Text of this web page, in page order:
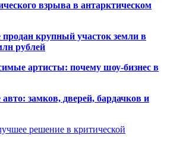
взрыва в антарктическом
продан крупный участок земли в
рублей
артисты: почему шоу-бизнес в
замков, дверей, бардачков и
решение в критической